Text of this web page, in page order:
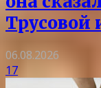
Трусовой
06.08.2026
17